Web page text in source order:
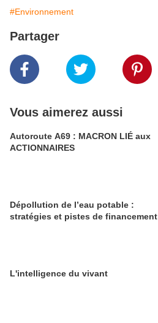
#Environnement
Partager
Vous aimerez aussi
Autoroute A69 : MACRON LIÉ aux
ACTIONNAIRES
Dépollution de l’eau potable :
stratégies et pistes de financement
L'intelligence du vivant